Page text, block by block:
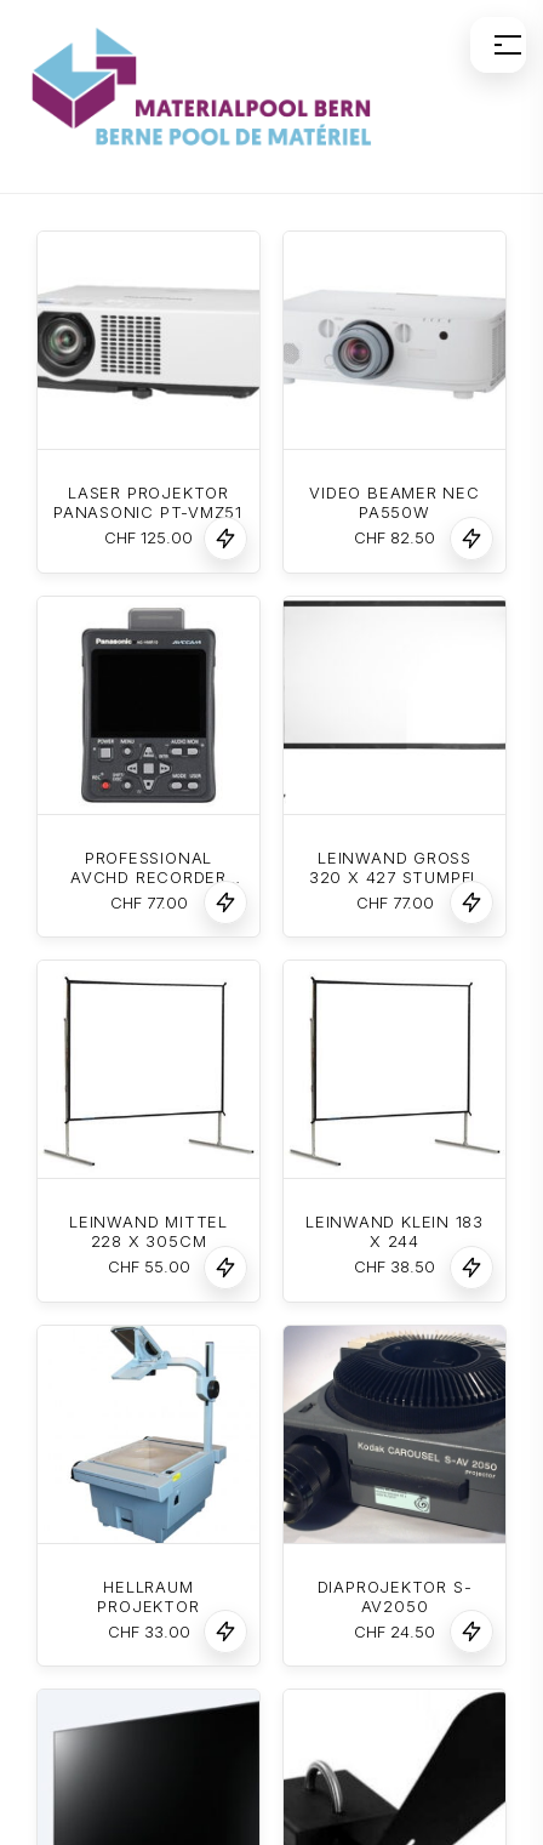
springen
LASER PROJEKTOR
PANASONIC PT-VMZ51
CHF 125.00
VIDEO BEAMER NEC
PA550W
CHF 82.50
PROFESSIONAL
AVCHD RECORDER
HMR-10
CHF77.00
LEINWAND GROSS
320 X 427 STUMPFL
CHF77.00
LEINWAND MITTEL
228 X 305CM
CHF55.00
LEINWAND KLEIN 183
X 244
CHF 38.50
HELLRAUM
PROJEKTOR
CHF33.00
DIAPROJEKTOR S-
AV2050
CHF 24.50